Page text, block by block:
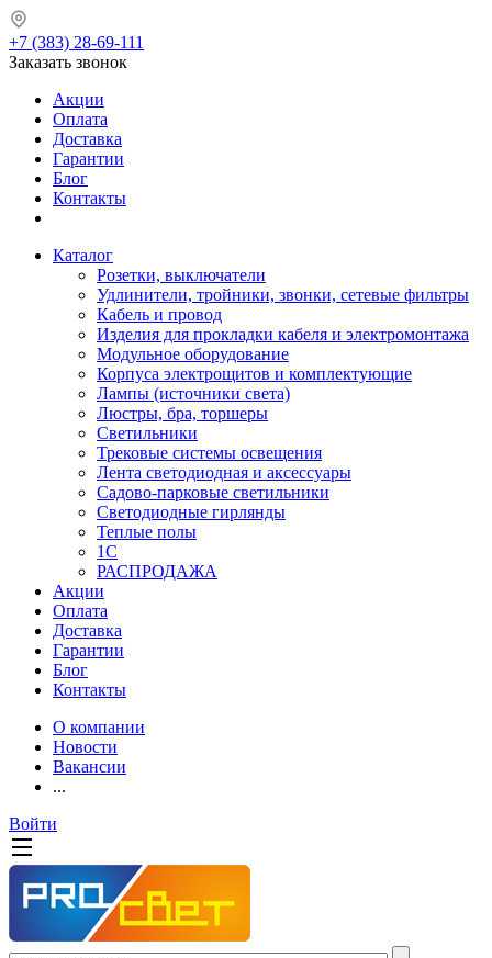
+7 (383) 28-69-111
Заказать звонок
Акции
Оплата
Доставка
Гарантии
Блог
Контакты
Каталог
Розетки, выключатели
Удлинители, тройники, звонки, сетевые фильтры
Кабель и провод
Изделия для прокладки кабеля и электромонтажа
Модульное оборудование
Корпуса электрощитов и комплектующие
Лампы (источники света)
Люстры, бра, торшеры
Светильники
Трековые системы освещения
Лента светодиодная и аксессуары
Садово-парковые светильники
Светодиодные гирлянды
Теплые полы
1С
РАСПРОДАЖА
Акции
Оплата
Доставка
Гарантии
Блог
Контакты
О компании
Новости
Вакансии
...
Войти